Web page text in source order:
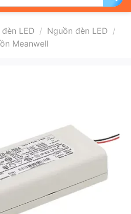
LED / Nguồn đèn LED /
Meanwell